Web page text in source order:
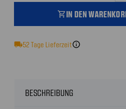
shopping_cartIN DEN
local_shipping52Tage Lieferzeitinfo
BESCHREIBUNG